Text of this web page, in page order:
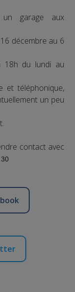
un garage aux
décembre au 6
du lundi au
et téléphonique,
un peu
contact avec